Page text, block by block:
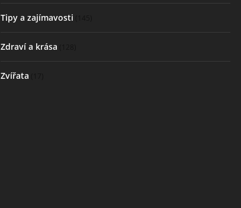
Tipy a zajímavosti
Zdraví a krása
Zvířata